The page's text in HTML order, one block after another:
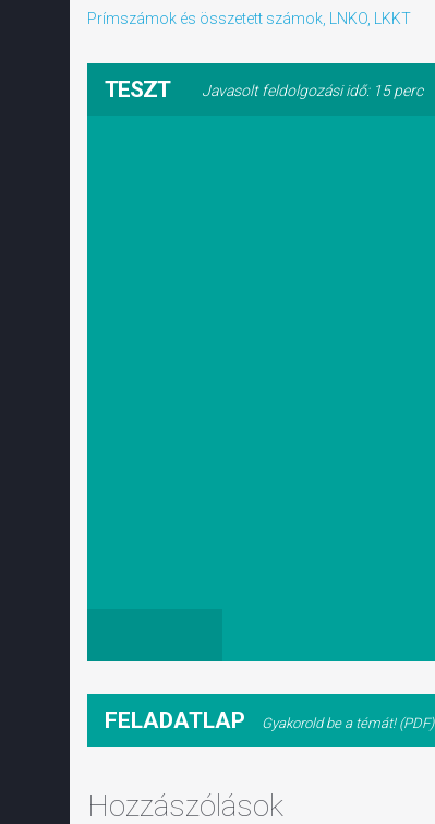
Prímszámok és összetett számok, LNKO, LKKT
TESZT Javasolt feldolgozási idő: 15 perc
FELADATLAP Gyakorold be a témát! (PDF)
Hozzászólások